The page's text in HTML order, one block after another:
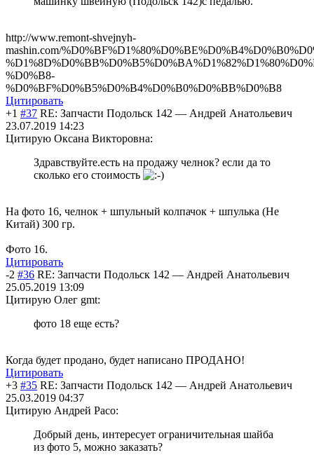
http://www.remont-shvejnyh-
mashin.com/
%D0%B8-
%D0%BF%D0%B5%D0%B4%D0%B0%D0%BB%D0%B8
Цитировать
+1 #37 RE: Запчасти Подольск 142 — Андрей Анатольевич
23.07.2019 14:23
Цитирую Оксана Викторовна:
Здравствуйте.есть на продажу челнок? если да то
сколько его стоимость
На фото 16, челнок + шпульный колпачок + шпулька (Не
Китай) 300 гр.
Фото 16.
Цитировать
-2 #36 RE: Запчасти Подольск 142 — Андрей Анатольевич
25.05.2019 13:09
Цитирую Олег gmt:
фото 18 еще есть?
Когда будет продано, будет написано ПРОДАНО!
Цитировать
+3 #35 RE: Запчасти Подольск 142 — Андрей Анатольевич
25.03.2019 04:37
Цитирую Андрей Paco:
Добрый день, интересует ограничительная шайба
из фото 5, можно заказать?